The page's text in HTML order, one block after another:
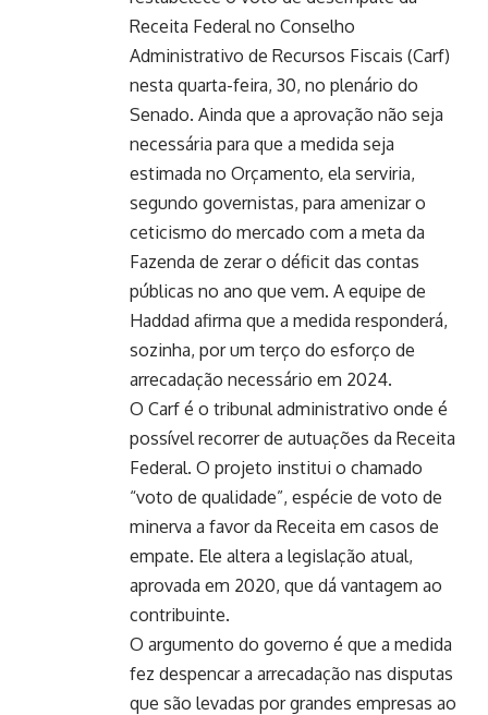
Receita Federal no Conselho
Administrativo de Recursos Fiscais (Carf)
nesta quarta-feira, 30, no plenário do
Senado. Ainda que a aprovação não seja
necessária para que a medida seja
estimada no Orçamento, ela serviria,
segundo governistas, para amenizar o
ceticismo do mercado com a meta da
Fazenda de zerar o déficit das contas
públicas no ano que vem. A equipe de
Haddad afirma que a medida responderá,
sozinha, por um terço do esforço de
arrecadação necessário em 2024.
O Carf é o tribunal administrativo onde é
possível recorrer de autuações da Receita
Federal. O projeto institui o chamado
“voto de qualidade”, espécie de voto de
minerva a favor da Receita em casos de
empate. Ele altera a legislação atual,
aprovada em 2020, que dá vantagem ao
contribuinte.
O argumento do governo é que a medida
fez despencar a arrecadação nas disputas
que são levadas por grandes empresas ao